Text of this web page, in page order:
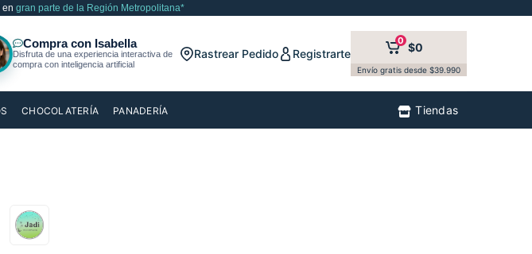
en gran parte de la Región Metropolitana*
Rastrear Pedido Registrarte
0 $0
Envío gratis desde $39.990
CHOCOLATERÍA PANADERÍA Tiendas